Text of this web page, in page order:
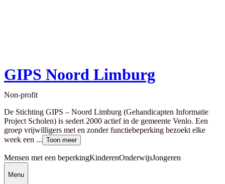
GIPS Noord Limburg
Non-profit
De Stichting GIPS – Noord Limburg (Gehandicapten Informatie
Project Scholen) is sedert 2000 actief in de gemeente Venlo. Een
groep vrijwilligers met en zonder functiebeperking bezoekt elke
week een ... Toon meer
Mensen met een beperkingKinderenOnderwijsJongeren
Menu